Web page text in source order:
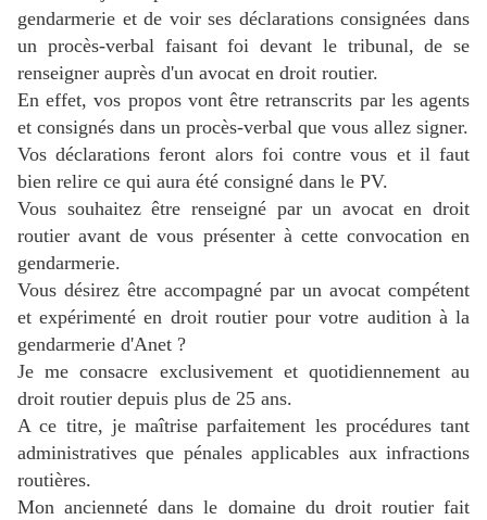
gendarmerie et de voir ses déclarations consignées dans
un procès-verbal faisant foi devant le tribunal, de se
renseigner auprès d'un avocat en droit routier.
En effet, vos propos vont être retranscrits par les agents
et consignés dans un procès-verbal que vous allez signer.
Vos déclarations feront alors foi contre vous et il faut
bien relire ce qui aura été consigné dans le PV.
Vous souhaitez être renseigné par un avocat en droit
routier avant de vous présenter à cette convocation en
gendarmerie.
Vous désirez être accompagné par un avocat compétent
et expérimenté en droit routier pour votre audition à la
gendarmerie d'Anet ?
Je me consacre exclusivement et quotidiennement au
droit routier depuis plus de 25 ans.
A ce titre, je maîtrise parfaitement les procédures tant
administratives que pénales applicables aux infractions
routières.
Mon ancienneté dans le domaine du droit routier fait